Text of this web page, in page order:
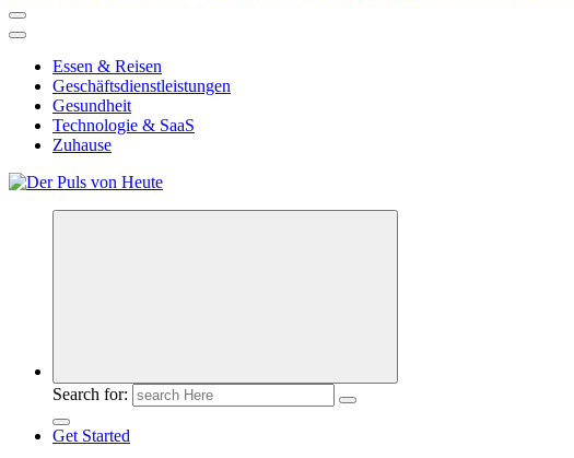
Essen & Reisen
Geschäftsdienstleistungen
Gesundheit
Technologie & SaaS
Zuhause
Meldungen die Resonanz finden
Search for:
Get Started